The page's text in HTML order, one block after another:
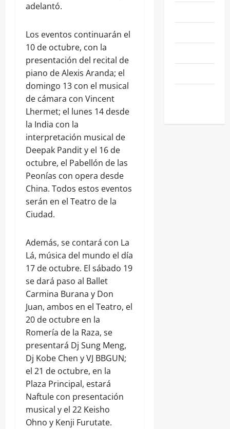
adelantó.
Los eventos continuarán el
10 de octubre, con la
presentación del recital de
piano de Alexis Aranda; el
domingo 13 con el musical
de cámara con Vincent
Lhermet; el lunes 14 desde
la India con la
interpretación musical de
Deepak Pandit y el 16 de
octubre, el Pabellón de las
Peonías con opera desde
China. Todos estos eventos
serán en el Teatro de la
Ciudad.
Además, se contará con La
Lá, música del mundo el día
17 de octubre. El sábado 19
se dará paso al Ballet
Carmina Burana y Don
Juan, ambos en el Teatro, el
20 de octubre en la
Romería de la Raza, se
presentará Dj Sung Meng,
Dj Kobe Chen y VJ BBGUN;
el 21 de octubre, en la
Plaza Principal, estará
Naftule con presentación
musical y el 22 Keisho
Ohno y Kenji Furutate.